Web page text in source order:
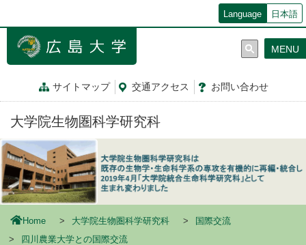
ン
動
Language 日本語
サイトマップ 交通アクセス お問い合わせ
MENU
大学院生物圏科学研究科
Home 大学院生物圏科学研究科
国際交流
四川農業大学との国際交流